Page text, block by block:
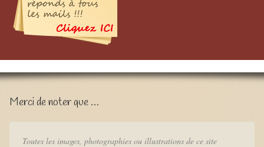
Merci de noter que …
Toutes les images, photographies ou illustrations de ce site